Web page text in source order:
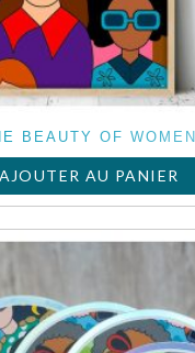
BEAUTY OF WOMEN
AJOUTER AU PANIER